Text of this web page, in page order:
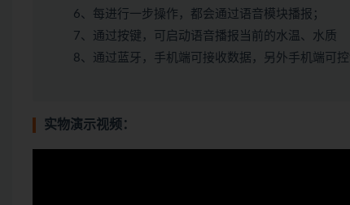
6、每进行一步操作，都会通过语音模块播报；
7、通过按键，可启动语音播报当前的水温、水质
8、通过蓝牙，手机端可接收数据，另外手机端可
实物演示视频：